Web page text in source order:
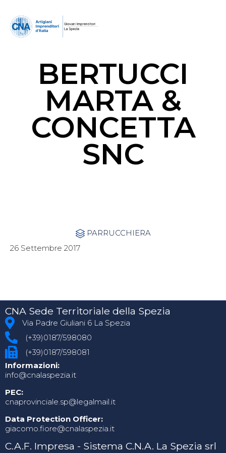
BERTUCCI
MARTA &
CONCETTA
SNC
 Category
PARRUCCHIERA
26 Settembre 2017
CNA Sede Territoriale della Spezia
Via Padre Giuliani 6 La Spezia
(+39)0187/598080
(+39)0187/598081
Informazioni:
info@cnalaspezia.it
PEC:
cnaprovinciale.sp@legalmail.it
Data Protection Officer:
giacomo.fiore@cnalaspezia.it
C.A.F. Impresa - Sistema C.N.A. La Spezia srl